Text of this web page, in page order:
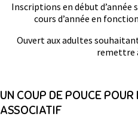
Inscriptions en début d’année
cours d’année en
Ouvert aux adultes
remettre
UN COUP DE POUCE
ASSOCIATIF